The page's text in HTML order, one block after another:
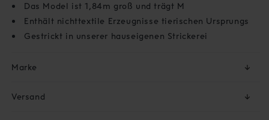
Das Model ist 1,84m groß und trägt M
Enthält nichttextile Erzeugnisse tierischen Ursprungs
Gestrickt in unserer hauseigenen Strickerei
Marke ↓
Versand ↓